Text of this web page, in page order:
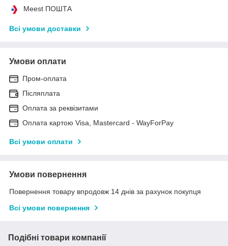
Meest ПОШТА
Всі умови доставки
Умови оплати
Пром-оплата
Післяплата
Оплата за реквізитами
Оплата картою Visa, Mastercard - WayForPay
Всі умови оплати
Умови повернення
Повернення товару впродовж 14 днів за рахунок покупця
Всі умови повернення
Подібні товари компанії